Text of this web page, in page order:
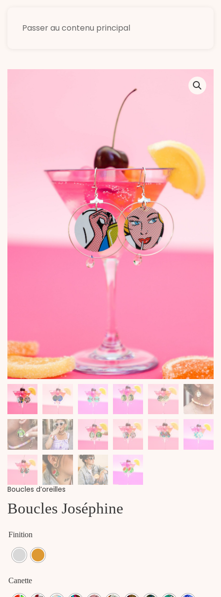
Passer au contenu principal
Boucles d’oreilles
Boucles Joséphine
Finition
Canette